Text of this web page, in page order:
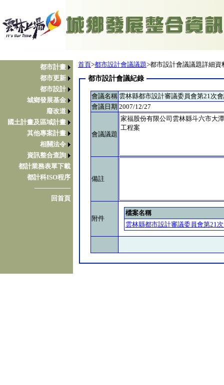
都市計畫
都市更新
都市設計
城鄉發展基金
廢改道
國土計畫及區域計畫
其他專案計畫
相關法令
資訊整合查詢
都計業務表單下載
都計科ISO程序
────────
回首頁
首頁>都市設計會議議題>都市設計會議議題詳細資
都市設計會議紀錄
會議名稱 雲林縣都市設計審議委員會第21次
會議日期 2007/12/27
會議議題
備註
附件
檔案名稱
雲林縣都市設計審議委員會第21